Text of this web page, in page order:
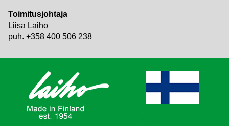
Toimitusjohtaja
Liisa Laiho
puh. +358 400 506 238